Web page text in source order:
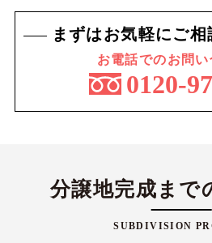
まずはお気軽にご相
お電話でのお問
0120-
分譲地完成まで
SUBDIVISION